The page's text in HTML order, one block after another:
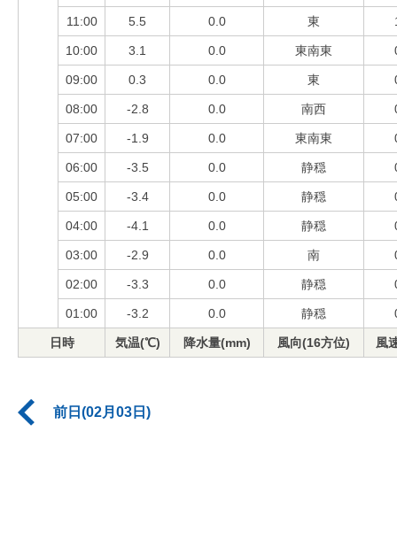
11:00 5.5 0.0 東
10:00 3.1 0.0 東南東
09:00 0.3 0.0 東
08:00 -2.8 0.0 南西
07:00 -1.9 0.0 東南東
06:00 -3.5 0.0 静穏
05:00 -3.4 0.0 静穏
04:00 -4.1 0.0 静穏
03:00 -2.9 0.0 南
02:00 -3.3 0.0 静穏
01:00 -3.2 0.0 静穏
日時 気温(℃) 降水量(mm) 風向(16方位) 風
前日(02月03日)